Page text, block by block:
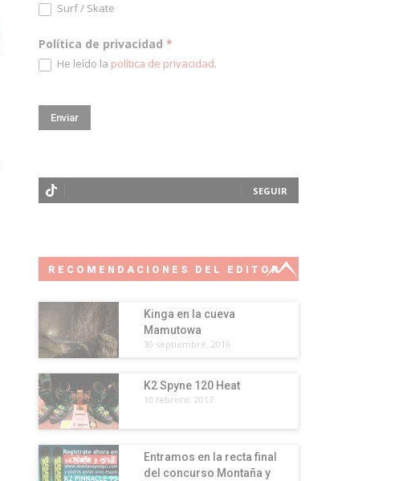
Surf / Skate
Política de privacidad *
He leído la política de privacidad.
SEGUIR
RECOMENDACIONES DEL EDITOR
Kinga en la cueva
Mamutowa
30 septiembre, 2016
K2 Spyne 120 Heat
10 febrero, 2017
Entramos en la recta final
del concurso Montaña y